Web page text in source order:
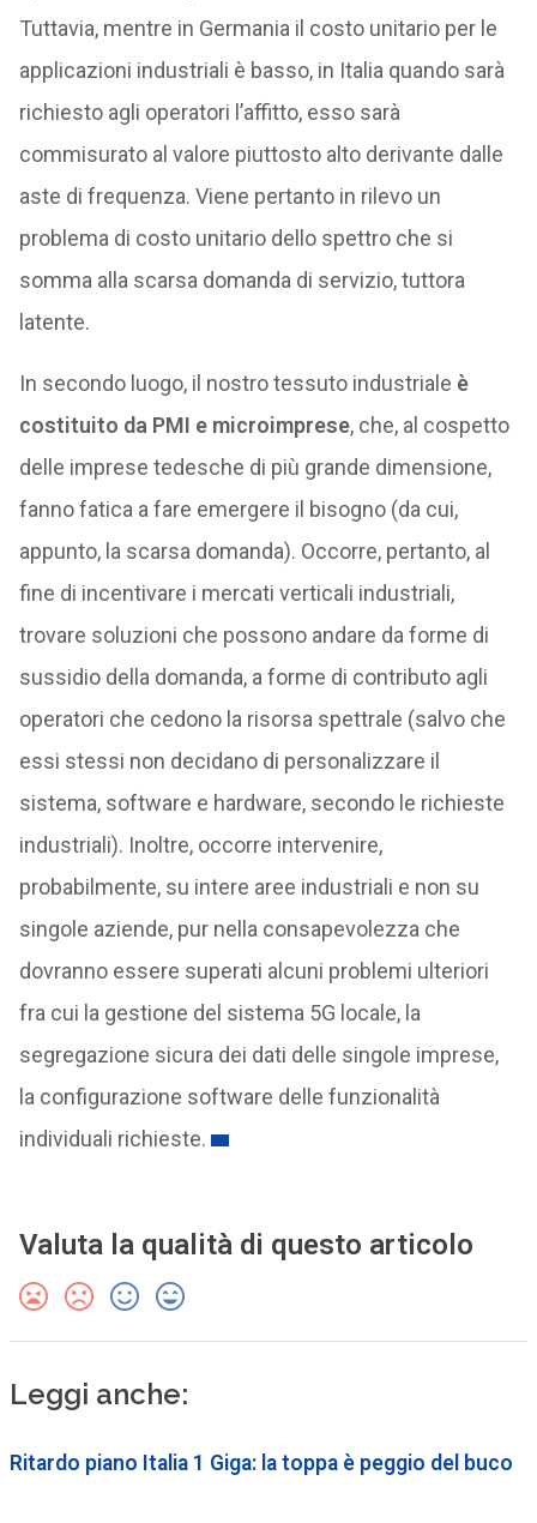
Tuttavia, mentre in Germania il costo unitario per le
applicazioni industriali è basso, in Italia quando sarà
richiesto agli operatori l’affitto, esso sarà
commisurato al valore piuttosto alto derivante dalle
aste di frequenza. Viene pertanto in rilevo un
problema di costo unitario dello spettro che si
somma alla scarsa domanda di servizio, tuttora
latente.
In secondo luogo, il nostro tessuto industriale è
costituito da PMI e microimprese, che, al cospetto
delle imprese tedesche di più grande dimensione,
fanno fatica a fare emergere il bisogno (da cui,
appunto, la scarsa domanda). Occorre, pertanto, al
fine di incentivare i mercati verticali industriali,
trovare soluzioni che possono andare da forme di
sussidio della domanda, a forme di contributo agli
operatori che cedono la risorsa spettrale (salvo che
essi stessi non decidano di personalizzare il
sistema, software e hardware, secondo le richieste
industriali). Inoltre, occorre intervenire,
probabilmente, su intere aree industriali e non su
singole aziende, pur nella consapevolezza che
dovranno essere superati alcuni problemi ulteriori
fra cui la gestione del sistema 5G locale, la
segregazione sicura dei dati delle singole imprese,
la configurazione software delle funzionalità
individuali richieste.
Valuta la qualità di questo articolo
Leggi anche:
Ritardo piano Italia 1 Giga: la toppa è peggio del buco